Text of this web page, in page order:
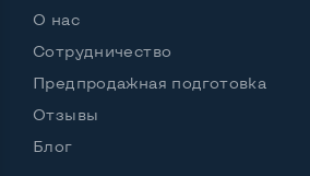
ЦветСеребро
Особенности
Страна производитель
О нас
Сотрудничество
Предпродажная подготовка
Отзывы
Блог